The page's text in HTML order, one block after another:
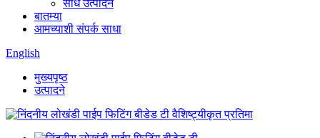
साधे उत्पादन
बातम्या
आमच्याशी संपर्क साधा
English
मुख्यपृष्ठ
उत्पादने